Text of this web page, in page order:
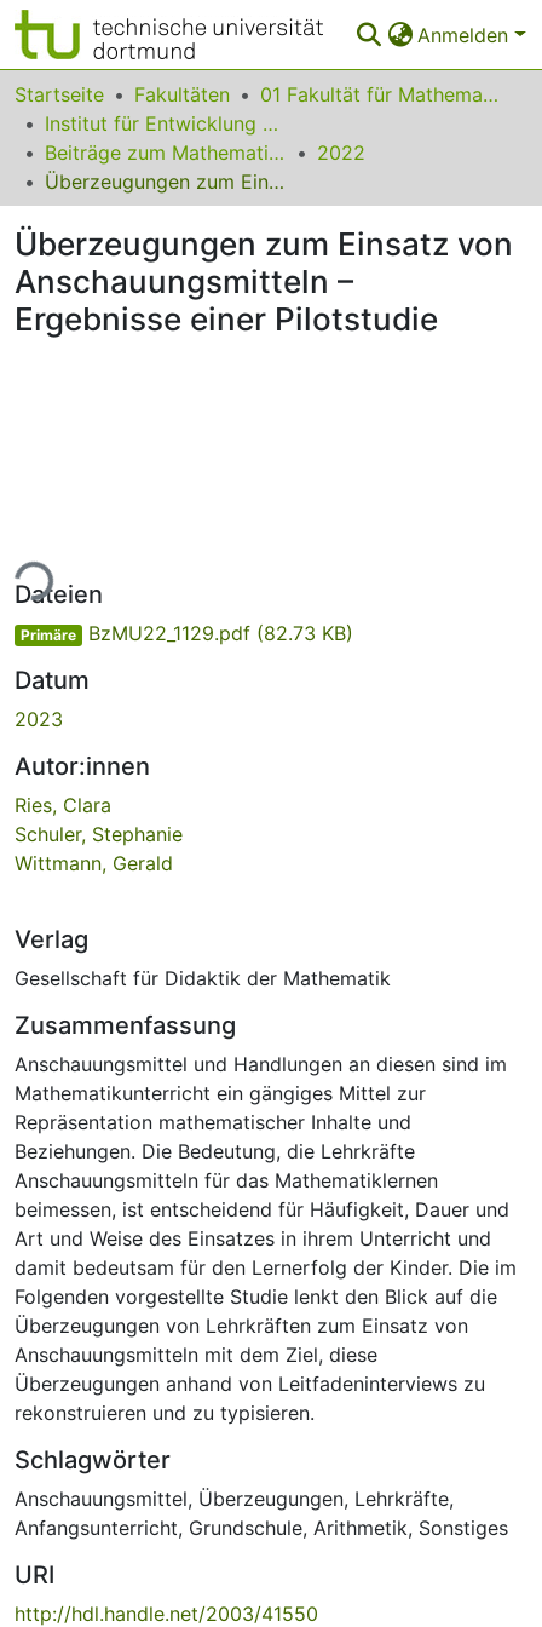
Anmelden
Bereiche & Sammlungen
Das gesamte Repositorium
Statistiken
FAQ
Leitlinien
Zurück zur Startseite
Startseite Fakultäten
01 Fakultät für Mathematik
Institut für Entwicklung und Erforschung des Mathematikunterrichts
Beiträge zum Mathematikunterricht
2022
Überzeugungen zum Einsatz von Anschauungsmitteln – Ergebnisse einer Pilotstudie
Überzeugungen zum Einsatz von
Anschauungsmitteln –
Ergebnisse einer Pilotstudie
Dateien
Primäre BzMU22_1129.pdf (82.73 KB)
Datum
2023
Autor:innen
Ries, Clara
Schuler, Stephanie
Wittmann, Gerald
Verlag
Gesellschaft für Didaktik der Mathematik
Zusammenfassung
Anschauungsmittel und Handlungen an diesen sind im
Mathematikunterricht ein gängiges Mittel zur
Repräsentation mathematischer Inhalte und
Beziehungen. Die Bedeutung, die Lehrkräfte
Anschauungsmitteln für das Mathematiklernen
beimessen, ist entscheidend für Häufigkeit, Dauer und
Art und Weise des Einsatzes in ihrem Unterricht und
damit bedeutsam für den Lernerfolg der Kinder. Die im
Folgenden vorgestellte Studie lenkt den Blick auf die
Überzeugungen von Lehrkräften zum Einsatz von
Anschauungsmitteln mit dem Ziel, diese
Überzeugungen anhand von Leitfadeninterviews zu
rekonstruieren und zu typisieren.
Schlagwörter
Anschauungsmittel, Überzeugungen, Lehrkräfte,
Anfangsunterricht, Grundschule, Arithmetik, Sonstiges
URI
http://hdl.handle.net/2003/41550